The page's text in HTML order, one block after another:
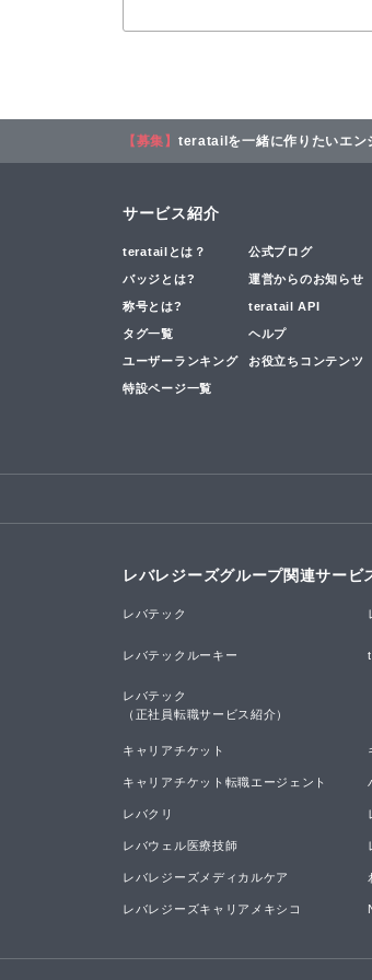
【募集】 teratailを一緒に作りたいエン
サービス紹介
teratailとは？ 公式ブログ
バッジとは? 運営からのお知らせ
称号とは? teratail API
タグ一覧 ヘルプ
ユーザーランキング お役立ちコンテンツ
特設ページ一覧
レバレジーズグループ関連サービ
レバテック
レバテックルーキー
レバテック
（正社員転職サービス紹介）
キャリアチケット
キャリアチケット転職エージェント
レバクリ
レバウェル医療技師
レバレジーズメディカルケア
レバレジーズキャリアメキシコ